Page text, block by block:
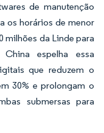
de manutenção
os horários de menor
milhões da Linde para
espelha essa
que reduzem o
30% e prolongam o
submersas para